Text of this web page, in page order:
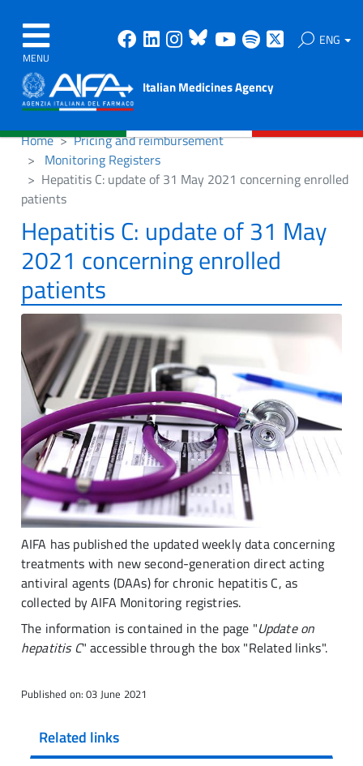
MENU
Facebook
Linkedin
Instagram
Bluesky
Youtube
Spotify ENG
Italian Medicines Agency
Home
Pricing and reimbursement
Monitoring Registers
Hepatitis C: update of 31 May 2021 concerning enrolled
patients
Hepatitis C: update of 31 May
2021 concerning enrolled
patients
AIFA has published the updated weekly data concerning
treatments with new second-generation direct acting
antiviral agents (DAAs) for chronic hepatitis C, as
collected by AIFA Monitoring registries.
The information is contained in the page "Update on
hepatitis C" accessible through the box "Related links".
Published on: 03 June 2021
Related links